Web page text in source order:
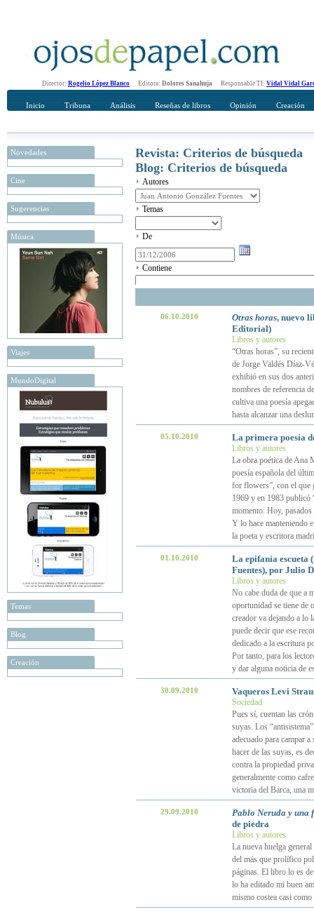
Director: Rogelio López Blanco Editora: Dolores Sanahuja Responsable TI: Vidal Vidal
Inicio Tribuna Análisis Reseñas de libros Opinión Creación
Novedades
Cine
Sugerencias
Música
Viajes
MundoDigital
Temas
Blog
Creación
Revista: Criterios de búsqueda
Blog: Criterios de búsqueda
Autores
Temas
De
Contiene
06.10.2010 Otras horas, nuevo
Editorial)
Libros y autores
“Otras horas”, su
de Jorge Valdés Díaz-
exhibió en sus dos
nombres de referencia
cultiva una poesía
hasta alcanzar una
05.10.2010 La primera poesía
Libros y autores
La obra poética de Ana
poesía española del
for flowers”, con el que
1969 y en 1983 publicó
momento. Hoy,
Y lo hace manteniendo
la poeta y escritora
01.10.2010
La epifanía escueta
Fuentes), por Julio
Libros y autores
No cabe duda de que a
oportunidad se tiene de
creador va dejando a lo
puede decir que ese
dedicado a la escritura
Por tanto, para los
y dar alguna noticia de
30.09.2010 Vaqueros Levi
Sociedad
Pues sí, cuentan las
suyas. Los
adecuado para campar
hacer de las suyas, es
contra la propiedad
generalmente como
victoria del Barca, una
29.09.2010
Pablo Neruda y una
de piedra
Libros y autores
La nueva huelga
del más que prolífico
páginas. El libro lo es
lo ha editado mi buen
mismo costea casi